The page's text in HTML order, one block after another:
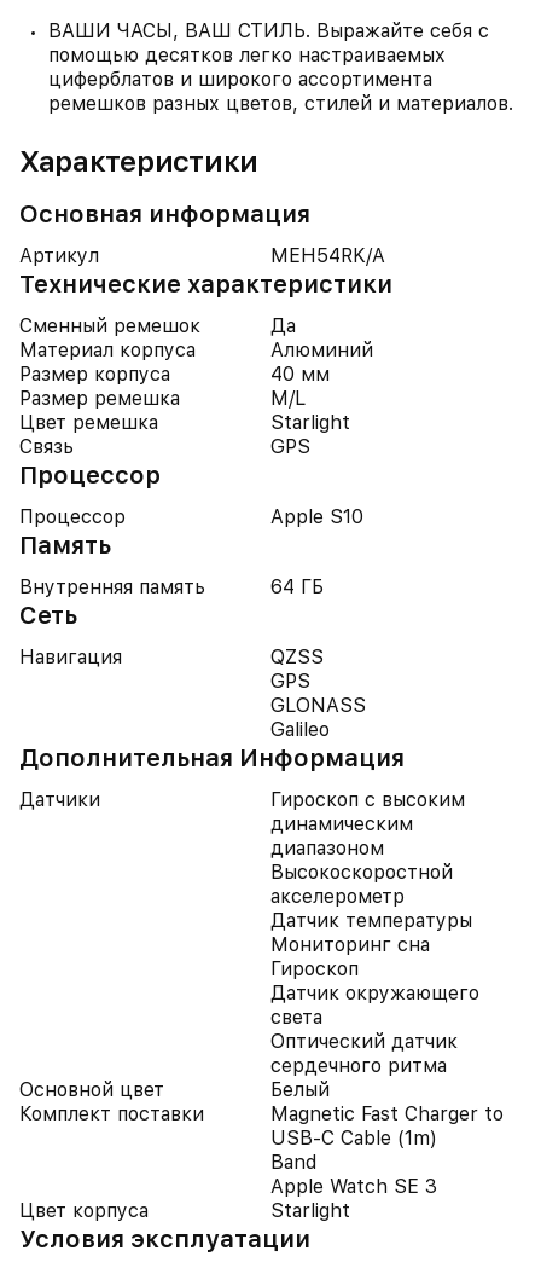
ВАШИ ЧАСЫ, ВАШ СТИЛЬ. Выражайте себя с
помощью десятков легко настраиваемых
циферблатов и широкого ассортимента
ремешков разных цветов, стилей и материалов.
Характеристики
Основная информация
Артикул MEH54RK/A
Технические характеристики
Сменный ремешок
Да
Материал корпуса
Алюминий
Размер корпуса
40 мм
Размер ремешка
M/L
Цвет ремешка
Starlight
Связь
GPS
Процессор
Процессор Apple S10
Память
Внутренняя память 64 ГБ
Сеть
Навигация
QZSS
GPS
GLONASS
Galileo
Дополнительная Информация
Датчики
Гироскоп с высоким
динамическим
диапазоном
Высокоскоростной
акселерометр
Датчик температуры
Мониторинг сна
Гироскоп
Датчик окружающего
света
Оптический датчик
сердечного ритма
Основной цвет
Белый
Комплект поставки
Magnetic Fast Charger to
USB‑C Cable (1m)
Band
Apple Watch SE 3
Цвет корпуса
Starlight
Условия эксплуатации